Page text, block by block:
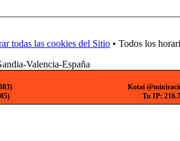
todas las cookies del Sitio • Todos los
Valencia-España
Kotai
Tu IP: